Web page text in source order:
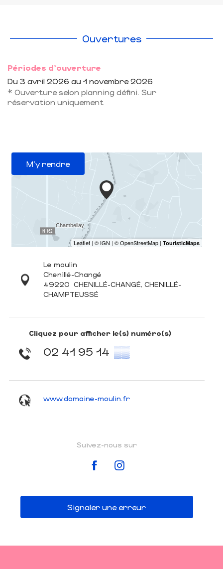
Ouvertures
Périodes d'ouverture
Du 3 avril 2026 au 1 novembre 2026
* Ouverture selon planning défini. Sur
réservation uniquement
M'y rendre
Le moulin
Chenillé-Changé
49220 CHENILLÉ-CHANGÉ, CHENILLÉ-
CHAMPTEUSSÉ
Cliquez pour afficher le(s) numéro(s)
02 41 95 14 ▒▒
www.domaine-moulin.fr
Suivez-nous sur
Signaler une erreur